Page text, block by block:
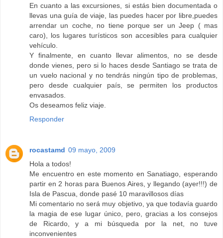
En cuanto a las excursiones, si estás bien documentada o
llevas una guía de viaje, las puedes hacer por libre,puedes
arrendar un coche, no tiene porque ser un Jeep ( mas
caro), los lugares turísticos son accesibles para cualquier
vehículo.
Y finalmente, en cuanto llevar alimentos, no se desde
donde vienes, pero si lo haces desde Santiago se trata de
un vuelo nacional y no tendrás ningún tipo de problemas,
pero desde cualquier país, se permiten los productos
envasados.
Os deseamos feliz viaje.
Responder
rocastamd 09 mayo, 2009
Hola a todos!
Me encuentro en este momento en Sanatiago, esperando
partir en 2 horas para Buenos Aires, y llegando (ayer!!!) de
Isla de Pascua, donde pasé 10 maravillosos días
Mi comentario no será muy objetivo, ya que todavía guardo
la magia de ese lugar único, pero, gracias a los consejos
de Ricardo, y a mi búsqueda por la net, no tuve
inconvenientes